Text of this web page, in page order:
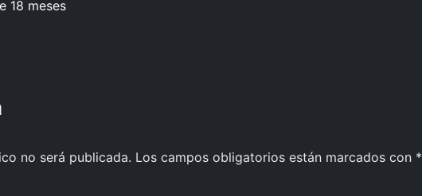
18 meses
no será publicada. Los campos obligatorios están marcados con *